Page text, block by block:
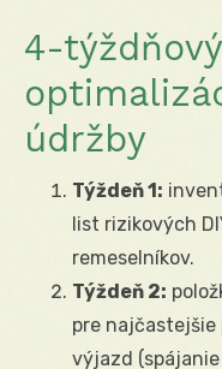
4-
údržby
Týždeň 1:
list rizikových
remeselníkov.
Týždeň 2:
pre
výjazd (spájanie